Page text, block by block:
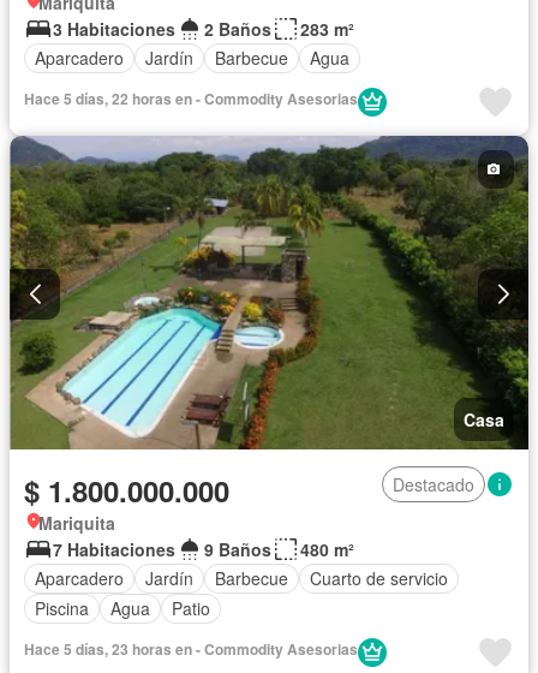
3 Habitaciones
2 Baños
283 m²
Aparcadero
Jardín Barbecue Agua
Hace 5 días, 22 horas en - Commodity Asesorias
Casa
$ 1.800.000.000
Destacado
Mariquita
7 Habitaciones
9 Baños
480 m²
Aparcadero
Jardín Barbecue
Cuarto de servicio
Piscina
Agua Patio
Hace 5 días, 23 horas en - Commodity Asesorias